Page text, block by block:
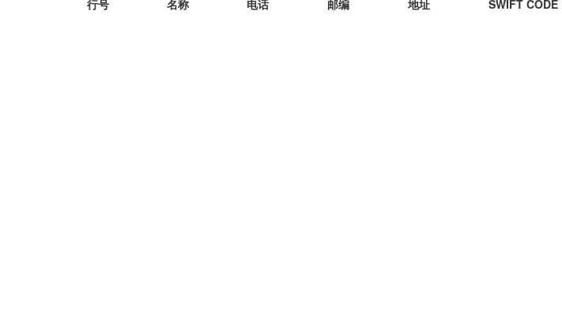
行号 名称 电话 邮编 地址 SWIFT CODE